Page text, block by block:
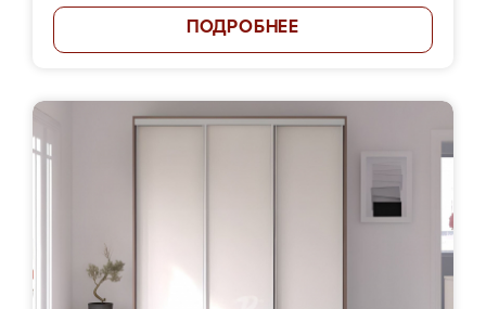
ПОДРОБНЕЕ